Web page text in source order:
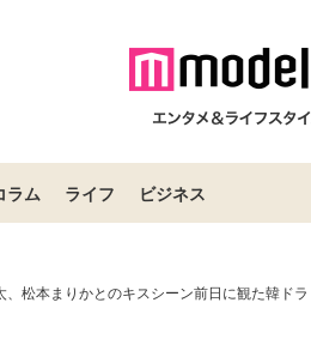
ラム ライフ ビジネス
、松本まりかとのキスシーン前日に観た韓ド